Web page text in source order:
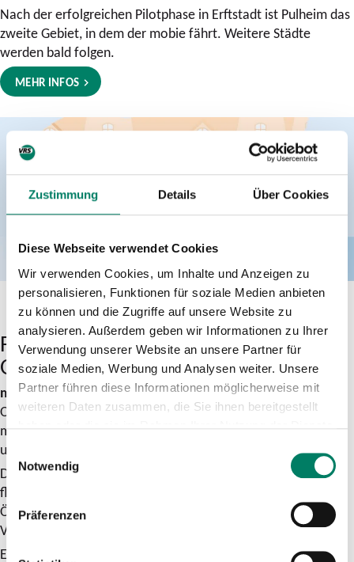
Zustimmung Details Über Cookies
Diese Webseite verwendet Cookies
Wir verwenden Cookies, um Inhalte und Anzeigen zu
personalisieren, Funktionen für soziale Medien anbieten
zu können und die Zugriffe auf unsere Website zu
analysieren. Außerdem geben wir Informationen zu Ihrer
Verwendung unserer Website an unsere Partner für
soziale Medien, Werbung und Analysen weiter. Unsere
Partner führen diese Informationen möglicherweise mit
weiteren Daten zusammen, die Sie ihnen bereitgestellt
Einwilligungsauswahl
Notwendig
Präferenzen
Nach der erfolgreichen Pilotphase in Erftstadt ist Pulheim das
zweite Gebiet, in dem der mobie fährt. Weitere Städte
werden bald folgen.
MEHR INFOS
Flexibel unterwegs im
Oberbergischen Kreis
montiist ein Fahrdienstangebot der OVAG, des
Oberbergischen Kreises und ausgewählter Kommunen. Mit
monti bist Du auch ohne eigenes Auto in Wiehl, Nümbrecht
und Marienheide mobil.
Die OVAG bietet Dir mit monti zusätzliche Verbindungen,
flexibel wie ein Fahrdienst. Damit vervollständigt monti das
ÖPNV-Angebot dort, wo es bisher keine direkten
Verbindungen gab. Und zwar auf eine ganz neue, flexible Art:
Einfach per App oder telefonisch unter 02261 911 271